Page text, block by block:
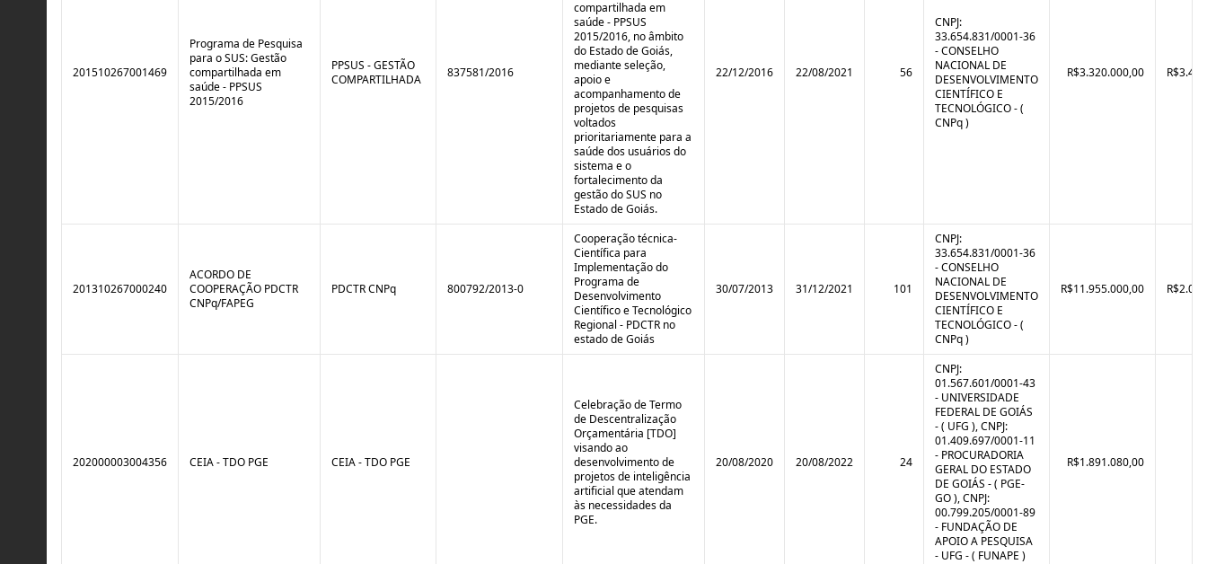
201510267001469
Programa de Pesquisa
para o SUS: Gestão
compartilhada em
saúde - PPSUS
2015/2016
PPSUS - GESTÃO
COMPARTILHADA
837581/2016
compartilhada em
saúde - PPSUS
2015/2016, no âmbito
do Estado de Goiás,
mediante seleção,
apoio e
acompanhamento de
projetos de pesquisas
voltados
prioritariamente para a
saúde dos usuários do
sistema e o
fortalecimento da
gestão do SUS no
Estado de Goiás.
22/12/2016 22/08/2021 56
CNPJ:
33.654.831/0001-36
- CONSELHO
NACIONAL DE
DESENVOLVIMENTO
CIENTÍFICO E
TECNOLÓGICO - (
CNPq )
R$3.320.000,00
201310267000240
ACORDO DE
COOPERAÇÃO PDCTR
CNPq/FAPEG
PDCTR CNPq 800792/2013-0
Cooperação técnica-
Científica para
Implementação do
Programa de
Desenvolvimento
Científico e Tecnológico
Regional - PDCTR no
estado de Goiás
30/07/2013 31/12/2021 101
CNPJ:
33.654.831/0001-36
- CONSELHO
NACIONAL DE
DESENVOLVIMENTO
CIENTÍFICO E
TECNOLÓGICO - (
CNPq )
R$11.955.000,00
202000003004356 CEIA - TDO PGE CEIA - TDO PGE
Celebração de Termo
de Descentralização
Orçamentária [TDO]
visando ao
desenvolvimento de
projetos de inteligência
artificial que atendam
às necessidades da
PGE.
20/08/2020 20/08/2022 24
CNPJ:
01.567.601/0001-43
- UNIVERSIDADE
FEDERAL DE GOIÁS
- ( UFG ), CNPJ:
01.409.697/0001-11
- PROCURADORIA
GERAL DO ESTADO
DE GOIÁS - ( PGE-
GO ), CNPJ:
00.799.205/0001-89
- FUNDAÇÃO DE
APOIO A PESQUISA
- UFG - ( FUNAPE )
R$1.891.080,00